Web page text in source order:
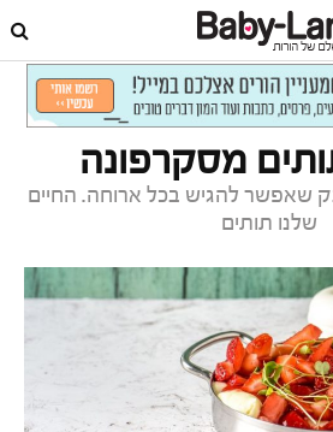
מסקרפונה
שאפשר להגיש בכל ארוחה. החיים
שלנו תותים